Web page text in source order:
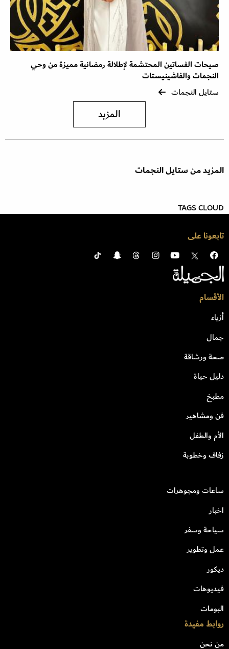
صيحات الفساتين المحتشمة لإطلالة رمضانية مميزة من وحي
النجمات والفاشينيستات
ستايل النجمات
المزيد
المزيد من ستايل النجمات
TAGS CLOUD
تابعونا على
الأقسام
أزياء
جمال
صحة ورشاقة
دليل حياة
مطبخ
فن ومشاهير
الأم والطفل
زفاف وخطوبة
ساعات ومجوهرات
اخبار
سياحة وسفر
عمل وتطوير
ديكور
فيديوهات
البومات
روابط مفيدة
من نحن